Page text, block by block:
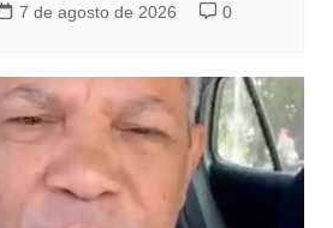
7 de agosto de 2026 0